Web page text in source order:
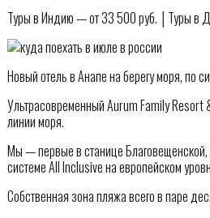
Туры в Индию — от 33 500 руб. │Туры в
Новый отель в Анапе на берегу моря, по
Ультрасовременный Aurum Family Resort
линии моря.
Мы — первые в станице Благовещенской,
системе All Inclusive на европейском
Собственная зона пляжа всего в паре